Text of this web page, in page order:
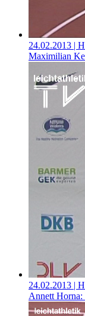
24.02.2013 |
Maximilian
24.02.2013 |
Annett Horna: